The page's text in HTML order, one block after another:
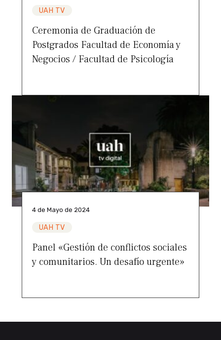
UAH TV
Ceremonia de Graduación de
Postgrados Facultad de Economía y
Negocios / Facultad de Psicología
4 de Mayo de 2024
UAH TV
Panel «Gestión de conflictos sociales
y comunitarios. Un desafío urgente»